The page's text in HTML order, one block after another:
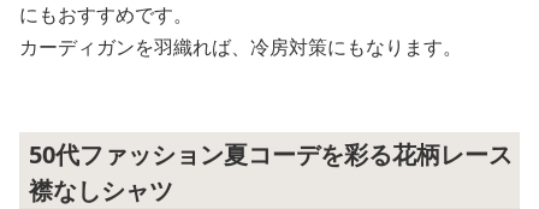
にもおすすめです。
カーディガンを羽織れば、冷房対策にもなります。
50代ファッション夏コーデを彩る花柄レース
襟なしシャツ